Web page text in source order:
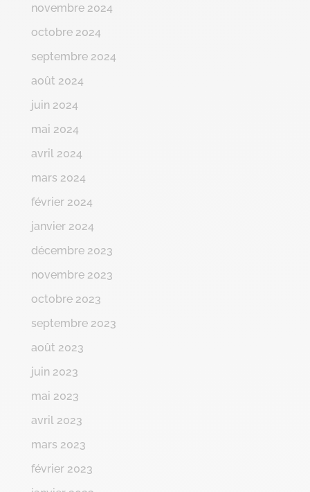
novembre 2024
octobre 2024
septembre 2024
août 2024
juin 2024
mai 2024
avril 2024
mars 2024
février 2024
janvier 2024
décembre 2023
novembre 2023
octobre 2023
septembre 2023
août 2023
juin 2023
mai 2023
avril 2023
mars 2023
février 2023